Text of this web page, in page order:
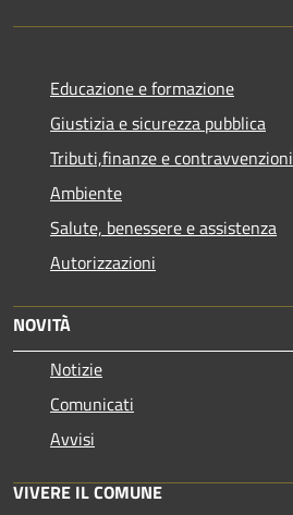
Educazione e formazione
Giustizia e sicurezza pubblica
Tributi,finanze e contravvenzioni
Ambiente
Salute, benessere e assistenza
Autorizzazioni
NOVITÀ
Notizie
Comunicati
Avvisi
VIVERE IL COMUNE